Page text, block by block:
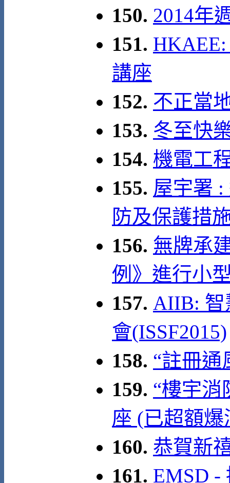
150. 2014年
151. HKAEE:
講座
152. 不正當
153. 冬至快
154. 機電工
155. 屋宇署
防及保護措
156. 無牌承
例》進行小
157. AIIB: 智
會(ISSF2015)
158. “註冊通
159. “樓宇消
座 (已超額爆
160. 恭賀新
161. EMSD -